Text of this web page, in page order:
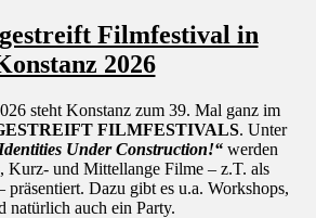
Filmfestival in
2026
steht Konstanz zum 39. Mal ganz im
FILMFESTIVALS. Unter
Under Construction!“ werden
Kurz- und Mittellange Filme – z.T. als
präsentiert. Dazu gibt es u.a. Workshops,
natürlich auch ein Party.